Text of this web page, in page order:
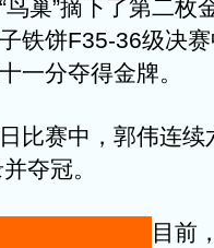
巢”摘下了第二枚
铁饼F35-36级决
一分夺得金牌。
赛中，郭伟连续
夺冠。
目前